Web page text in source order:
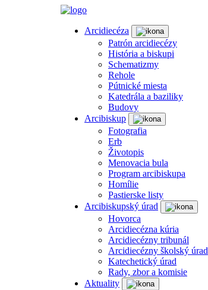
Arcidiecéza
Patrón arcidiecézy
História a biskupi
Schematizmy
Rehole
Pútnické miesta
Katedrála a baziliky
Budovy
Arcibiskup
Fotografia
Erb
Životopis
Menovacia bula
Program arcibiskupa
Homílie
Pastierske listy
Arcibiskupský úrad
Hovorca
Arcidiecézna kúria
Arcidiecézny tribunál
Arcidiecézny školský úrad
Katechetický úrad
Rady, zbor a komisie
Aktuality